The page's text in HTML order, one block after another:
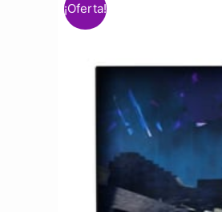
¡Oferta!